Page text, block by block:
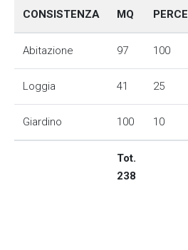
CONSISTENZA MQ
Abitazione 97 100
Loggia 41 25
Giardino 100 10
Tot.
238